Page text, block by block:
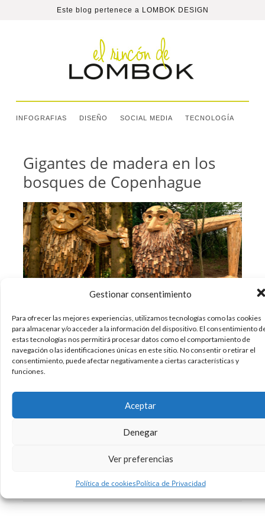
Gestionar consentimiento
Para ofrecer las mejores experiencias, utilizamos tecnologías como las cookies
para almacenar y/o acceder a la información del dispositivo. El consentimiento
estas tecnologías nos permitirá procesar datos como el comportamiento de
navegación o las identificaciones únicas en este sitio. No consentir o retirar el
consentimiento, puede afectar negativamente a ciertas características y
funciones.
Aceptar
Denegar
Ver preferencias
Política de cookiesPolítica de Privacidad
Este blog pertenece a LOMBOK DESIGN
INFOGRAFIAS DISEÑO SOCIAL MEDIA TECNOLOGÍA
Gigantes de madera en los
bosques de Copenhague
Hoy en día cada vez hay más artistas que,
utilizando cualquier material que encuentran,
dan rienda suelta a su creatividad. Y ese es, por
ejemplo, el caso de Thomas Dambo, un artista
danés que trabaja con materiales reciclados. Y
es que lleva tres años construyendo esculturas
con madera reciclada,